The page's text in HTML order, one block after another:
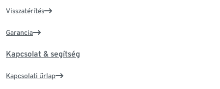
Visszatérítés
Garancia
Kapcsolat & segítség
Kapcsolati űrlap